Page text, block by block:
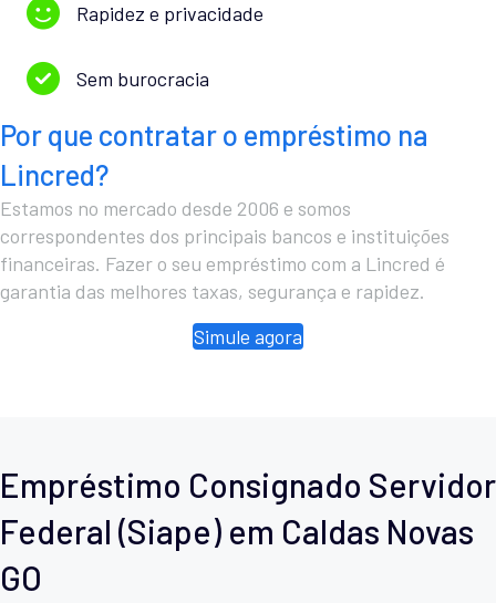
Rapidez e privacidade
Sem burocracia
Por que contratar o empréstimo na
Lincred?
Estamos no mercado desde 2006 e somos
correspondentes dos principais bancos e instituições
financeiras. Fazer o seu empréstimo com a Lincred é
garantia das melhores taxas, segurança e rapidez.
Simule agora
Empréstimo Consignado Servidor
Federal (Siape) em Caldas Novas
GO